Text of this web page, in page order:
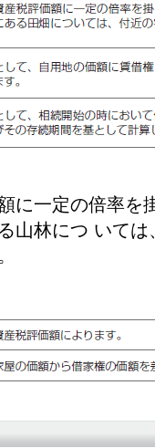
に一定の倍率を
山林につ いて